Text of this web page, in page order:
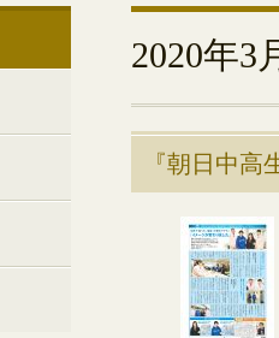
2020年3
『朝日中高